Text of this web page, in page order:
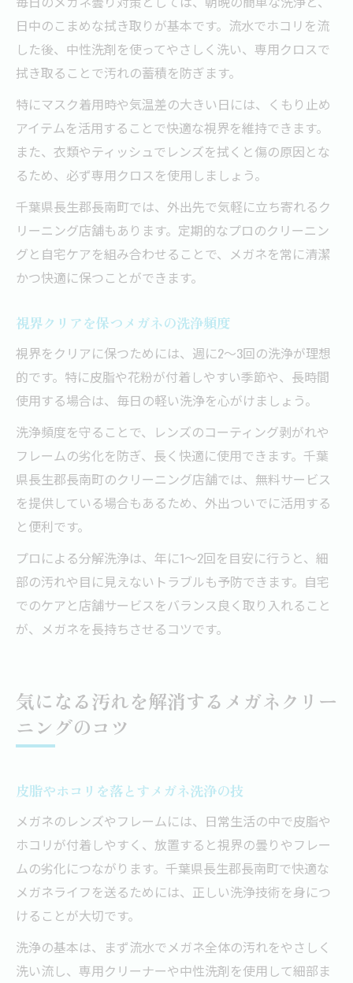
日中のこまめな拭き取りが基本です。流水でホコリを流
した後、中性洗剤を使ってやさしく洗い、専用クロスで
拭き取ることで汚れの蓄積を防ぎます。
特にマスク着用時や気温差の大きい日には、くもり止め
アイテムを活用することで快適な視界を維持できます。
また、衣類やティッシュでレンズを拭くと傷の原因とな
るため、必ず専用クロスを使用しましょう。
千葉県長生郡長南町では、外出先で気軽に立ち寄れるク
リーニング店舗もあります。定期的なプロのクリーニン
グと自宅ケアを組み合わせることで、メガネを常に清潔
かつ快適に保つことができます。
視界クリアを保つメガネの洗浄頻度
視界をクリアに保つためには、週に2～3回の洗浄が理想
的です。特に皮脂や花粉が付着しやすい季節や、長時間
使用する場合は、毎日の軽い洗浄を心がけましょう。
洗浄頻度を守ることで、レンズのコーティング剥がれや
フレームの劣化を防ぎ、長く快適に使用できます。千葉
県長生郡長南町のクリーニング店舗では、無料サービス
を提供している場合もあるため、外出ついでに活用する
と便利です。
プロによる分解洗浄は、年に1～2回を目安に行うと、細
部の汚れや目に見えないトラブルも予防できます。自宅
でのケアと店舗サービスをバランス良く取り入れること
が、メガネを長持ちさせるコツです。
気になる汚れを解消するメガネクリー
ニングのコツ
皮脂やホコリを落とすメガネ洗浄の技
メガネのレンズやフレームには、日常生活の中で皮脂や
ホコリが付着しやすく、放置すると視界の曇りやフレー
ムの劣化につながります。千葉県長生郡長南町で快適な
メガネライフを送るためには、正しい洗浄技術を身につ
けることが大切です。
洗浄の基本は、まず流水でメガネ全体の汚れをやさしく
洗い流し、専用クリーナーや中性洗剤を使用して細部ま